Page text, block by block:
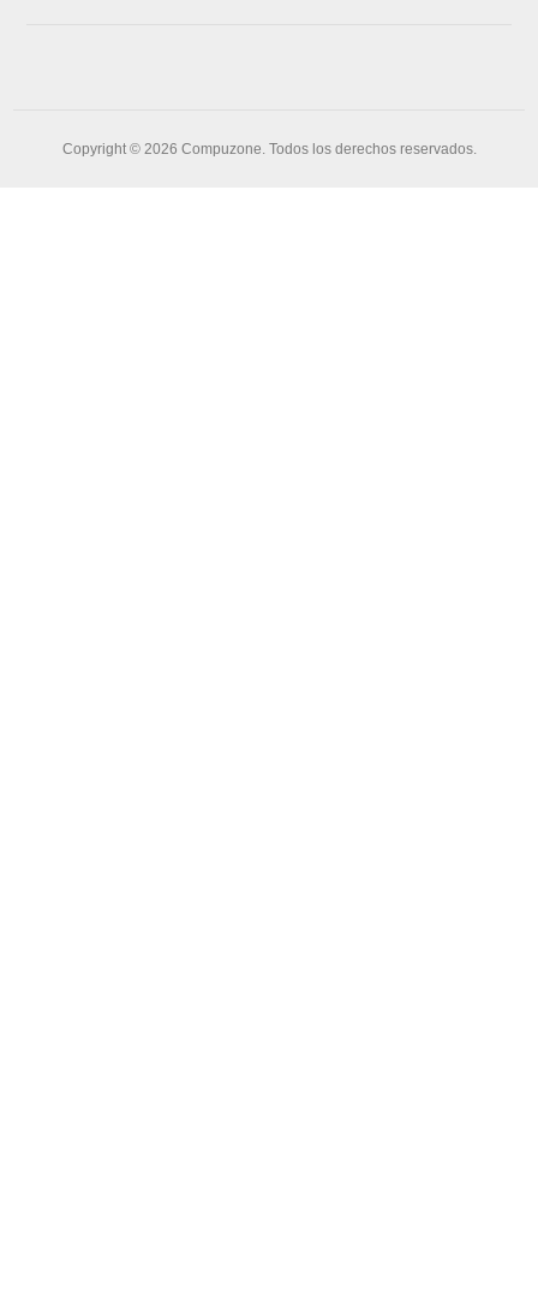
Copyright © 2026 Compuzone. Todos los derechos reservados.